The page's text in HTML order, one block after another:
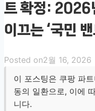
트 확정: 2026
이끄는 ‘국민
Posted on2월 16, 2026
이 포스팅은 쿠팡 파
동의 일환으로, 이에
니다.